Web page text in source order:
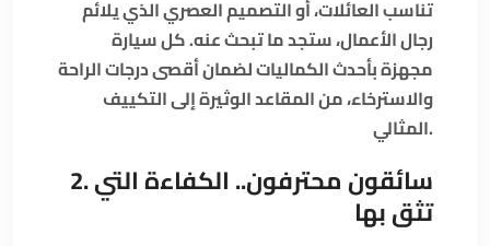
تناسب العائلات، أو التصميم العصري الذي يلائم
رجال الأعمال، ستجد ما تبحث عنه. كل سيارة
مجهزة بأحدث الكماليات لضمان أقصى درجات الراحة
والاسترخاء، من المقاعد الوثيرة إلى التكييف
المثالي.
2. سائقون محترفون.. الكفاءة التي
تثق بها